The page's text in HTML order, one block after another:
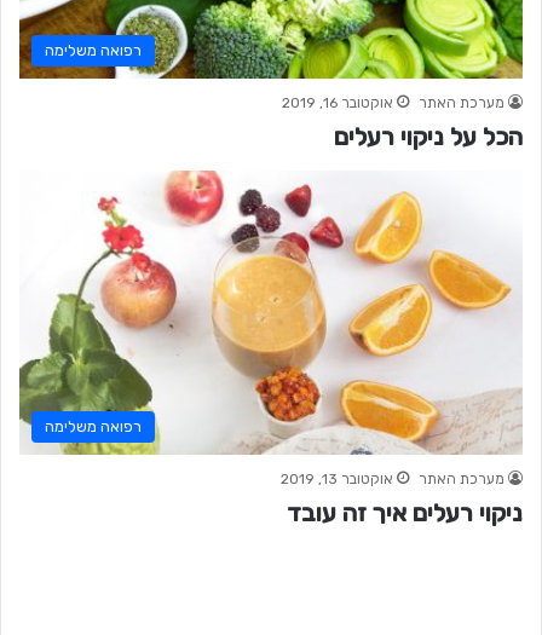
רפואה משלימה
מערכת האתר אוקטובר 16, 2019
הכל על ניקוי רעלים
רפואה משלימה
מערכת האתר אוקטובר 13, 2019
ניקוי רעלים איך זה עובד